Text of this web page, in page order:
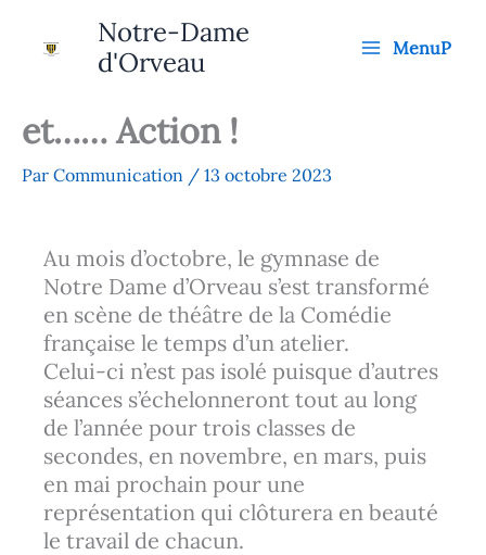
Notre-Dame
d'Orveau
MenuP
et…… Action !
Par Communication / 13 octobre 2023
Au mois d’octobre, le gymnase de
Notre Dame d’Orveau s’est transformé
en scène de théâtre de la Comédie
française le temps d’un atelier.
Celui-ci n’est pas isolé puisque d’autres
séances s’échelonneront tout au long
de l’année pour trois classes de
secondes, en novembre, en mars, puis
en mai prochain pour une
représentation qui clôturera en beauté
le travail de chacun.